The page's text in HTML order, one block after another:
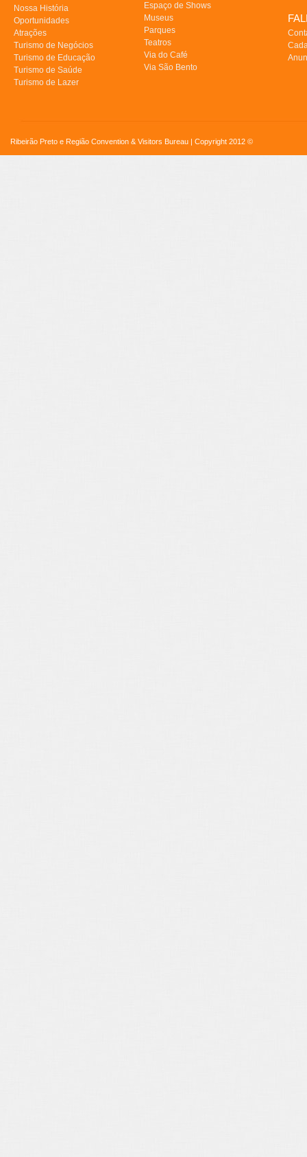
Nossa História
Oportunidades
Atrações
Turismo de Negócios
Turismo de Educação
Turismo de Saúde
Turismo de Lazer
Espaço de Shows
Museus
Parques
Teatros
Via do Café
Via São Bento
Ribeirão Preto e Região Convention & Visitors Bureau | Copyright 2012 ©